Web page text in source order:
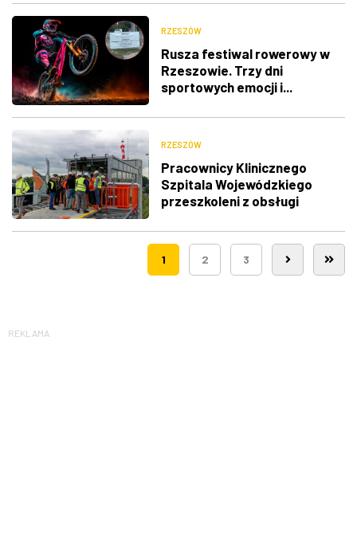
RZESZÓW
Rusza festiwal rowerowy w
Rzeszowie. Trzy dni
sportowych emocji i...
RZESZÓW
Pracownicy Klinicznego
Szpitala Wojewódzkiego
przeszkoleni z obsługi
śmigłowców LPR
1 2 3
REKLAMA